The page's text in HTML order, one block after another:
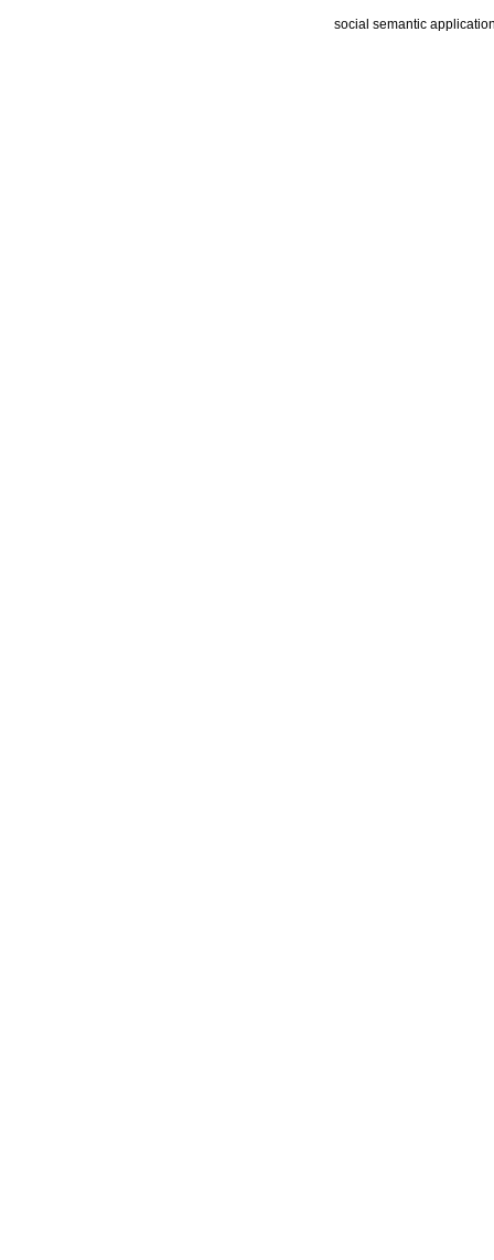
social semantic